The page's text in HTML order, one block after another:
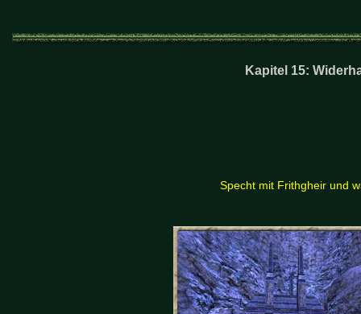
Kapitel 15:
Specht mit Frithgheir und